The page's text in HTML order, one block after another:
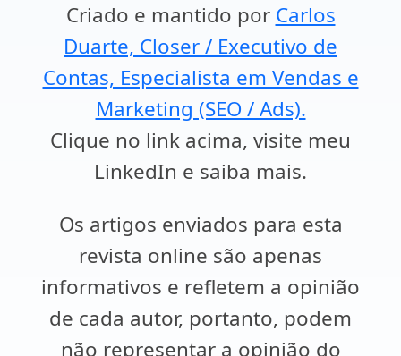
Criado e mantido por Carlos
Duarte, Closer / Executivo de
Contas, Especialista em Vendas e
Marketing (SEO / Ads).
Clique no link acima, visite meu
LinkedIn e saiba mais.
Os artigos enviados para esta
revista online são apenas
informativos e refletem a opinião
de cada autor, portanto, podem
não representar a opinião do